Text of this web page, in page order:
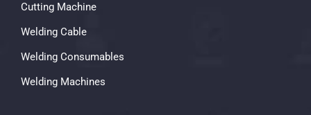
Cutting Machine
Welding Cable
Welding Consumables
Welding Machines